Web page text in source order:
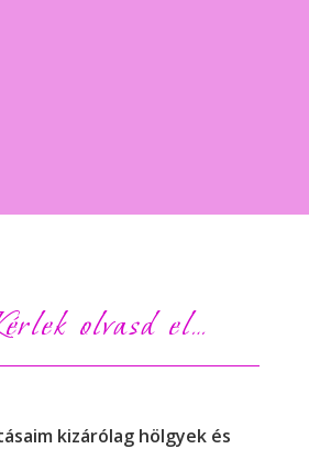
olvasd el…
kizárólag hölgyek és